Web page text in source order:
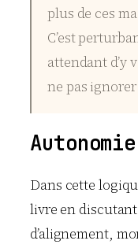
plus de ces
C’est
attendant d’y
ne pas
Dans cette
livre en discutant
d’alignement,